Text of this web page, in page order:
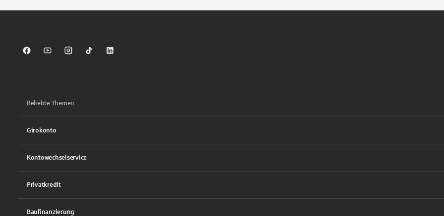
Sparkasse auf Facebook
Sparkasse auf Youtube
Sparkasse auf Instagram
Sparkasse auf TikTok
Sparkasse auf LinkedIn
Beliebte Themen
Girokonto
Kontowechselservice
Privatkredit
Baufinanzierung